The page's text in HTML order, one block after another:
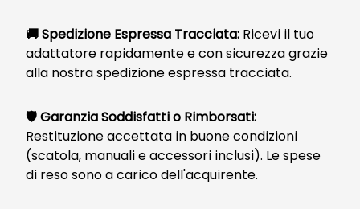
🚚 Spedizione Espressa Tracciata: Ricevi il tuo
adattatore rapidamente e con sicurezza grazie
alla nostra spedizione espressa tracciata.
🛡️ Garanzia Soddisfatti o Rimborsati:
Restituzione accettata in buone condizioni
(scatola, manuali e accessori inclusi). Le spese
di reso sono a carico dell'acquirente.